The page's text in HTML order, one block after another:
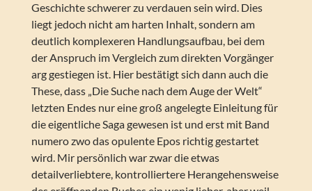
Geschichte schwerer zu verdauen sein wird. Dies
liegt jedoch nicht am harten Inhalt, sondern am
deutlich komplexeren Handlungsaufbau, bei dem
der Anspruch im Vergleich zum direkten Vorgänger
arg gestiegen ist. Hier bestätigt sich dann auch die
These, dass „Die Suche nach dem Auge der Welt“
letzten Endes nur eine groß angelegte Einleitung für
die eigentliche Saga gewesen ist und erst mit Band
numero zwo das opulente Epos richtig gestartet
wird. Mir persönlich war zwar die etwas
detailverliebtere, kontrolliertere Herangehensweise